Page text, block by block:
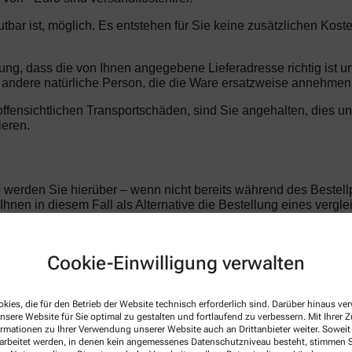
Cookie-Einwilligung verwalten
die für den Betrieb der Website technisch erforderlich sind. Darüber hinaus
Website für Sie optimal zu gestalten und fortlaufend zu verbessern. Mit Ihrer
zu Ihrer Verwendung unserer Website auch an Drittanbieter weiter. Soweit
werden, in denen kein angemessenes Datenschutzniveau besteht, stimmen
ist, möglich. Es entstehen für Sie keine zusätzlichen
dass die von Ihnen angegebene Lieferadresse richtig ist
natürliche Person, die die Ware ersatzweise
Transportschäden, sind Sie angehalten, dies
werden Sie hierüber – wenn nicht bereits während des
in diesem Fall als Alternative die Bestellung eines
und Aufrechnung
des Kaufpreises im Eigentum der Bären-
ausüben, die auf demselben Vertragsverhältnis
Nur von der Bären-Apotheke, Sascha
Hauptforderung gegenseitig verknüpft sind, berechtigen Sie